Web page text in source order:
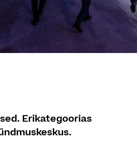
Erikategoorias